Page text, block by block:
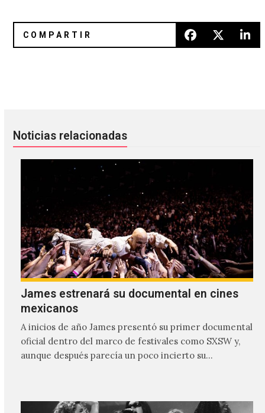
Noticias relacionadas
James estrenará su documental en cines
mexicanos
A inicios de año James presentó su primer documental
oficial dentro del marco de festivales como SXSW y,
aunque después parecía un poco incierto su…